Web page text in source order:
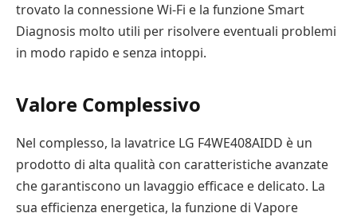
trovato la connessione Wi-Fi e la funzione Smart
Diagnosis molto utili per risolvere eventuali problemi
in modo rapido e senza intoppi.
Valore Complessivo
Nel complesso, la lavatrice LG F4WE408AIDD è un
prodotto di alta qualità con caratteristiche avanzate
che garantiscono un lavaggio efficace e delicato. La
sua efficienza energetica, la funzione di Vapore